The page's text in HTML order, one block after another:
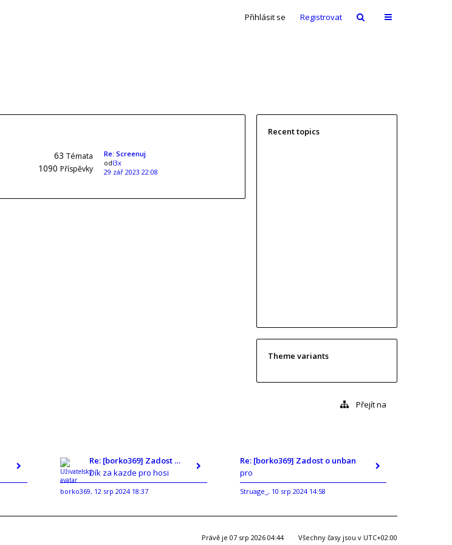
Přihlásit se Registrovat
63 Témata
1090 Příspěvky
Re: Screenuj
odl3x
29 zář 2023 22:08
Recent topics
Theme variants
Přejít na
Re: [borko369] Zadost o unban
Dík za kazde pro hosi
borko369, 12 srp 2024 18:37
Re: [borko369] Zadost o unban
pro
Struage_ , 10 srp 2024 14:58
Všechny časy jsou v UTC+02:00
Právě je 07 srp 2026 04:44